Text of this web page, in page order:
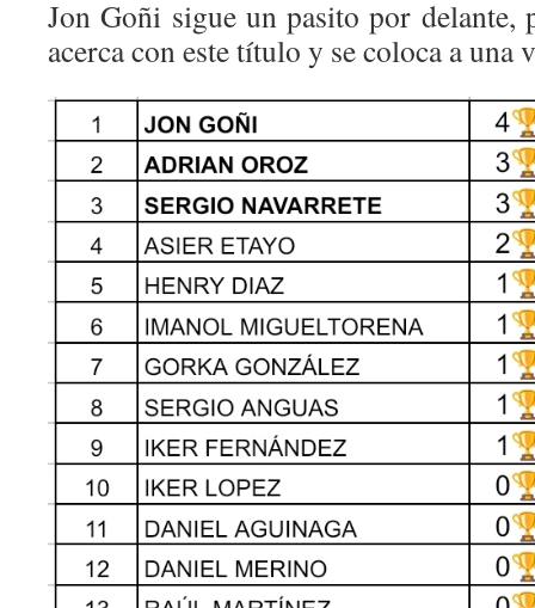
Jon Goñi sigue un pasito por delante,
acerca con este título y se coloca a una